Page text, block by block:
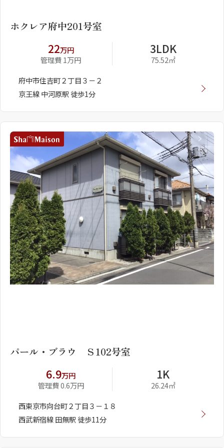
ホクレア府中201号室
22万円
管理費 1万円
3LDK
75.52㎡
府中市住吉町２丁目３－２
京王線 中河原駅 徒歩1分
パール・ブラウ Ｓ102号室
6.9万円
管理費 0.6万円
1K
26.24㎡
西東京市向台町２丁目３－１８
西武新宿線 田無駅 徒歩11分